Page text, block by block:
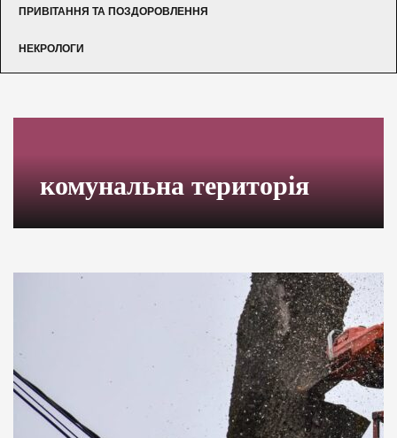
ПРИВІТАННЯ ТА ПОЗДОРОВЛЕННЯ
НЕКРОЛОГИ
комунальна територія